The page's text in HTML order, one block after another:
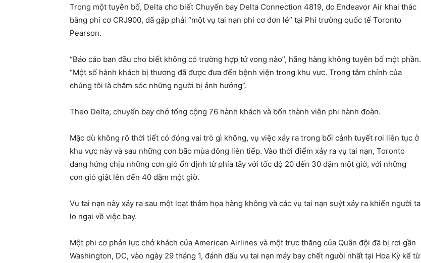
Trong một tuyên bố, Delta cho biết Chuyến bay Delta Connection 4819, do Endeavor Air khai thác
bằng phi cơ CRJ900, đã gặp phải “một vụ tai nạn phi cơ đơn lẻ” tại Phi trường quốc tế Toronto
Pearson.
“Báo cáo ban đầu cho biết không có trường hợp tử vong nào”, hãng hàng không tuyên bố một phần.
“Một số hành khách bị thương đã được đưa đến bệnh viện trong khu vực. Trọng tâm chính của
chúng tôi là chăm sóc những người bị ảnh hưởng”.
Theo Delta, chuyến bay chở tổng cộng 76 hành khách và bốn thành viên phi hành đoàn.
Mặc dù không rõ thời tiết có đóng vai trò gì không, vụ việc xảy ra trong bối cảnh tuyết rơi liên tục ở
khu vực này và sau những cơn bão mùa đông liên tiếp. Vào thời điểm xảy ra vụ tai nạn, Toronto
đang hứng chịu những cơn gió ổn định từ phía tây với tốc độ 20 đến 30 dặm một giờ, với những
cơn gió giật lên đến 40 dặm một giờ.
Vụ tai nạn này xảy ra sau một loạt thảm họa hàng không và các vụ tai nạn suýt xảy ra khiến người ta
lo ngại về việc bay.
Một phi cơ phản lực chở khách của American Airlines và một trực thăng của Quân đội đã bị rơi gần
Washington, DC, vào ngày 29 tháng 1, đánh dấu vụ tai nạn máy bay chết người nhất tại Hoa Kỳ kể từ